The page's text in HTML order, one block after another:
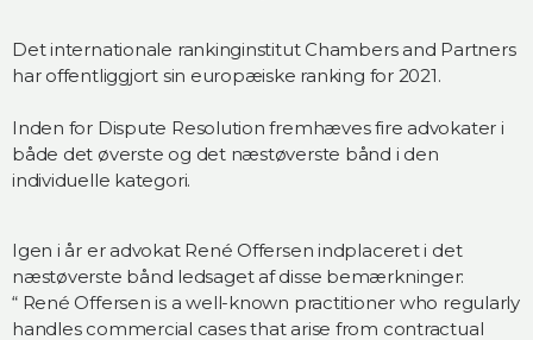
Det internationale rankinginstitut Chambers and Partners
har offentliggjort sin europæiske ranking for 2021.
Inden for Dispute Resolution fremhæves fire advokater i
både det øverste og det næstøverste bånd i den
individuelle kategori.
Igen i år er advokat René Offersen indplaceret i det
næstøverste bånd ledsaget af disse bemærkninger:
“ René Offersen is a well-known practitioner who regularly
handles commercial cases that arise from contractual